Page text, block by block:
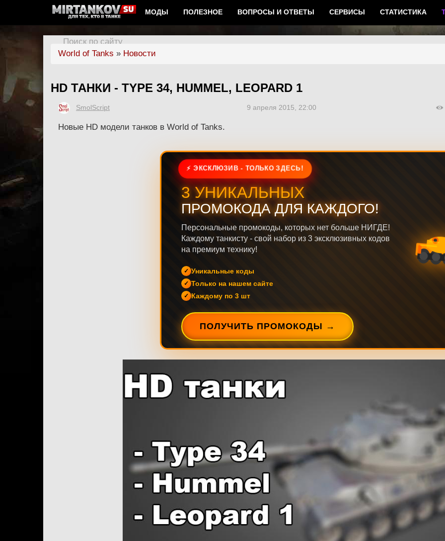
МОДЫ ПОЛЕЗНОЕ ВОПРОСЫ И ОТВЕТЫ СЕРВИСЫ СТАТИСТИКА
Поиск по сайту
World of Tanks » Новости
HD ТАНКИ - TYPE 34, HUMMEL, LEOPARD 1
SmolScript 9 апреля 2015, 22:00
Новые HD модели танков в World of Tanks.
⚡ ЭКСКЛЮЗИВ - ТОЛЬКО ЗДЕСЬ!
3 УНИКАЛЬНЫХ
ПРОМОКОДА ДЛЯ КАЖДОГО!
Персональные промокоды, которых нет больше НИГДЕ!
Каждому танкисту - свой набор из 3 эксклюзивных кодов
на премиум технику!
Уникальные коды
Только на нашем сайте
Каждому по 3 шт
ПОЛУЧИТЬ ПРОМОКОДЫ →